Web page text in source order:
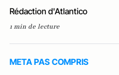
Rédaction d'Atlantico
1 min de lecture
META PAS COMPRIS